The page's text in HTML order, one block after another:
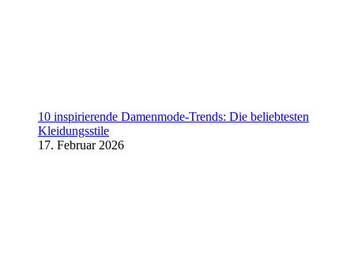
10 inspirierende Damenmode-Trends: Die beliebtesten
Kleidungsstile
17. Februar 2026